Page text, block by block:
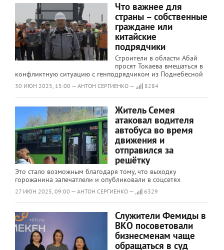
Что важнее для
страны – собственные
граждане или
китайские
подрядчики
Строители в области Абай
просят Токаева вмешаться в
конфликтную ситуацию с генподрядчиком из Поднебесной
30 ИЮН 2025, 15:00 — АНТОН СЕРГИЕНКО — 8284
Житель Семея
атаковал водителя
автобуса во время
движения и
отправился за
решётку
Это стало возможным благодаря тому, что выходку
горожанина запечатлели и опубликовали в соцсетях
27 ИЮН 2025, 09:00 — АНТОН СЕРГИЕНКО — 6329
Служители Фемиды в
ВКО посоветовали
бизнесменам чаще
обращаться в суд